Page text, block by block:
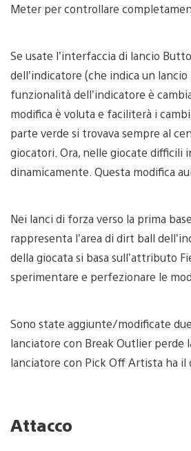
Meter per controllare
Se usate l’interfaccia di lancio
dell’indicatore (che indica un
funzionalità dell’indicatore è
modifica è voluta e faciliterà i
parte verde si trovava sempre al
giocatori. Ora, nelle giocate difficili
dinamicamente. Questa modifica
Nei lanci di forza verso la prima
rappresenta l’area di dirt ball
della giocata si basa sull’attributo
sperimentare e perfezionare le
Sono state aggiunte/modificate
lanciatore con Break Outlier perde
lanciatore con Pick Off Artista ha
Attacco